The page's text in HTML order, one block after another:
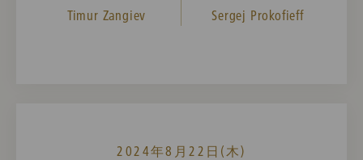
Timur Zangiev
Sergej Prokofieff
2024年8月22日(木)